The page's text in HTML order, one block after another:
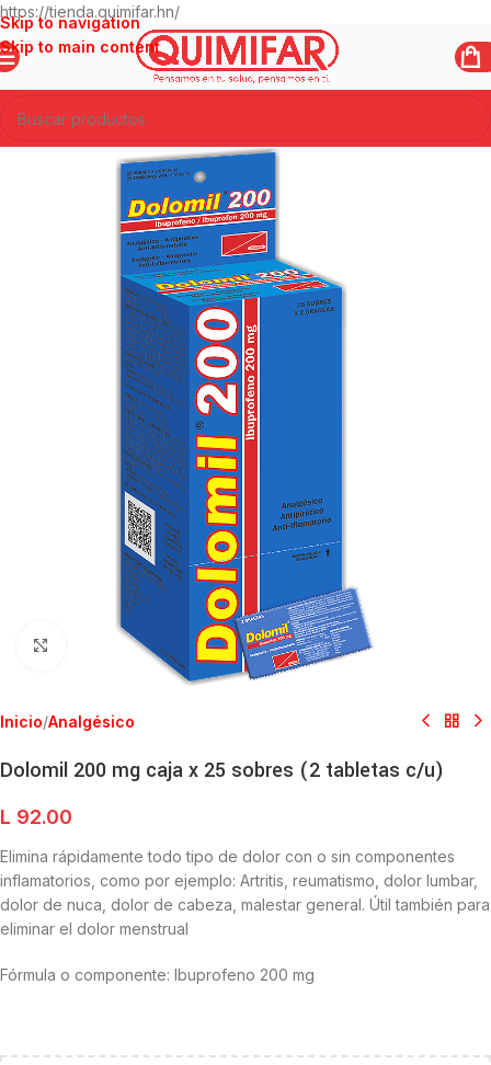
https://tienda.quimifar.hn/
Skip to navigation
Skip to main content
Clic para ampliar
Inicio/Analgésico
Dolomil 200 mg caja x 25 sobres (2 tabletas c/u)
L 92.00
Elimina rápidamente todo tipo de dolor con o sin componentes
inflamatorios, como por ejemplo: Artritis, reumatismo, dolor lumbar,
dolor de nuca, dolor de cabeza, malestar general. Útil también para
eliminar el dolor menstrual
Fórmula o componente: Ibuprofeno 200 mg